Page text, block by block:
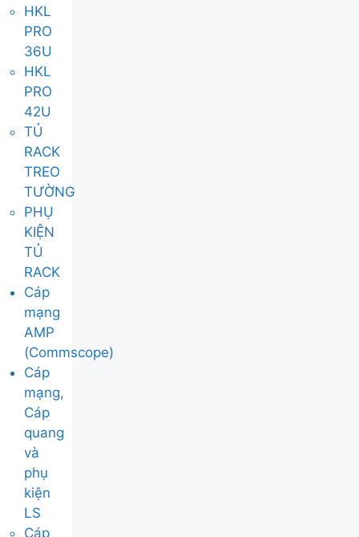
HKL
PRO
36U
HKL
PRO
42U
TỦ
RACK
TREO
TƯỜNG
PHỤ
KIỆN
TỦ
RACK
Cáp
mạng
AMP
(Commscope)
Cáp
mạng,
Cáp
quang
và
phụ
kiện
LS
Cáp